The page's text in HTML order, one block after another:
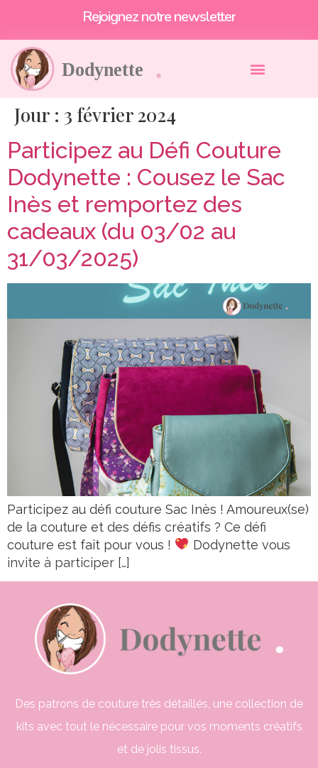
Rejoignez notre newsletter
Jour : 3 février 2024
Participez au Défi Couture
Dodynette : Cousez le Sac
Inès et remportez des
cadeaux (du 03/02 au
31/03/2025)
Participez au défi couture Sac Inès ! Amoureux(se)
de la couture et des défis créatifs ? Ce défi
couture est fait pour vous !
Dodynette vous
invite à participer […]
Des patrons de couture très détaillés, une collection de
kits avec tout le nécessaire pour vos moments créatifs
et de jolis tissus.